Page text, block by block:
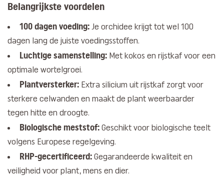
Belangrijkste voordelen
100 dagen voeding: Je orchidee krijgt tot wel 100
dagen lang de juiste voedingsstoffen.
Luchtige samenstelling: Met kokos en rijstkaf voor een
optimale wortelgroei.
Plantversterker: Extra silicium uit rijstkaf zorgt voor
sterkere celwanden en maakt de plant weerbaarder
tegen hitte en droogte.
Biologische meststof: Geschikt voor biologische teelt
volgens Europese regelgeving.
RHP-gecertificeerd: Gegarandeerde kwaliteit en
veiligheid voor plant, mens en dier.